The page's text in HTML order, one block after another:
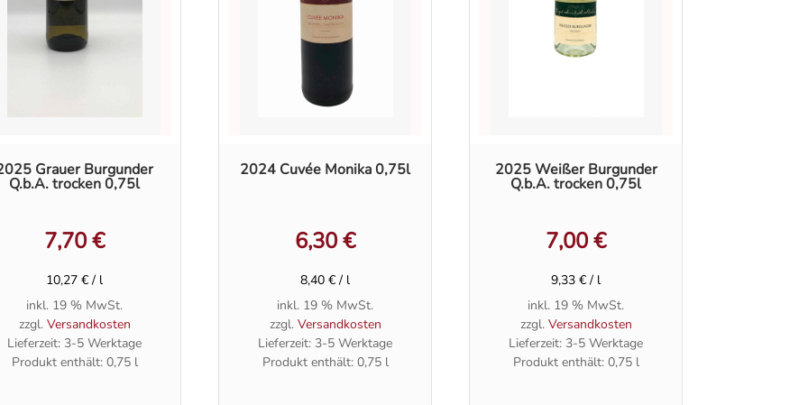
Grauer Burgunder
Q.b.A. trocken 0,75l
7,70€
10,27€ / l
inkl. 19 % MwSt.
zzgl. Versandkosten
Lieferzeit: 3-5 Werktage
Produkt enthält: 0,75 l
2024 Cuvée Monika 0,75l
6,30€
8,40€ / l
inkl. 19 % MwSt.
zzgl. Versandkosten
Lieferzeit: 3-5 Werktage
Produkt enthält: 0,75 l
2025 Weißer Burgunder
Q.b.A. trocken 0,75l
7,00€
9,33€ / l
inkl. 19 % MwSt.
zzgl. Versandkosten
Lieferzeit: 3-5 Werktage
Produkt enthält: 0,75 l